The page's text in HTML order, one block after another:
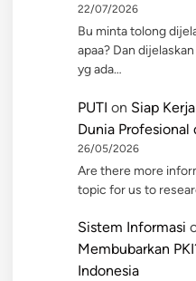
22/07/2026
Bu minta tolong
apaa? Dan
yg ada…
PUTI on Siap
Dunia Profesional
26/05/2026
Are there more
topic for us to
Sistem Informasi
Membubarkan
Indonesia